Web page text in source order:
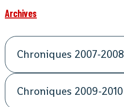
Archives
Chroniques 2007-2008
Chroniques 2009-2010